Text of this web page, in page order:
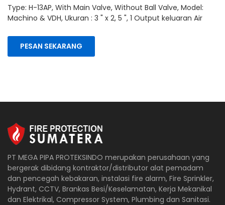
Type: H-13AP, With Main Valve, Without Ball Valve, Model:
Machino & VDH, Ukuran : 3 " x 2, 5 ", 1 Output keluaran Air
PESAN SEKARANG
PT MEGA PIPA PROTEKSINDO merupakan perusahaan yang
bergerak dibidang kontraktor/distributor alat pemadam
dan pencegah kebakaran, instalasi fire alarm, Fire Sprinkler,
Hydrant, CCTV, Brankas Besi/Keselamatan, Kerja Mekanikal
dan Elektrikal, Compressor System, Plumbing dan Sanitasi.